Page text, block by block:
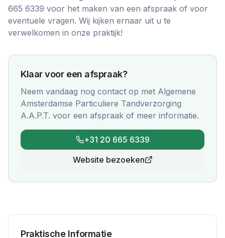
665 6339 voor het maken van een afspraak of voor
eventuele vragen. Wij kijken ernaar uit u te
verwelkomen in onze praktijk!
Klaar voor een afspraak?
Neem vandaag nog contact op met Algemene
Amsterdamse Particuliere Tandverzorging
A.A.P.T. voor een afspraak of meer informatie.
+31 20 665 6339
Website bezoeken
Praktische Informatie